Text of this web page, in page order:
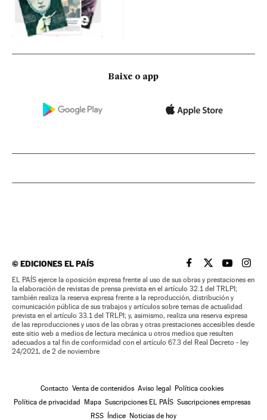
Baixe o app
©EDICIONES EL PAÍS EL PAÍS BRASIL EN
EL PAÍSEL PAÍS
EL
EL PAÍS ejerce la oposición expresa frente al uso de sus obras y prestaciones en
la elaboración de revistas de prensa prevista en el artículo 32.1 del TRLPI;
también realiza la reserva expresa frente a la reproducción, distribución y
comunicación pública de sus trabajos y artículos sobre temas de actualidad
prevista en el artículo 33.1 del TRLPI; y, asimismo, realiza una reserva expresa
de las reproducciones y usos de las obras y otras prestaciones accesibles desde
este sitio web a medios de lectura mecánica u otros medios que resulten
adecuados a tal fin de conformidad con el artículo 67.3 del Real Decreto - ley
24/2021, de 2 de noviembre
Contacto Venta de contenidos Aviso legal
Política cookies
Política de privacidad
Mapa Suscripciones EL PAÍS Suscripciones empresas
RSS
Índice Noticias de hoy